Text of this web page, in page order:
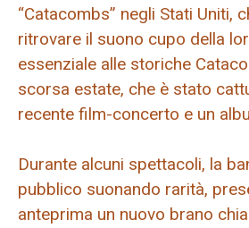
“Catacombs” negli Stati Uniti,
ritrovare il suono cupo della
essenziale alle storiche
scorsa estate, che è stato
recente film-concerto e un
Durante alcuni spettacoli, la
pubblico suonando rarità,
anteprima un nuovo brano